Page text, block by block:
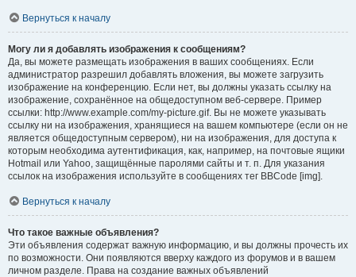
Вернуться к началу
Могу ли я добавлять изображения к сообщениям?
Да, вы можете размещать изображения в ваших сообщениях. Если
администратор разрешил добавлять вложения, вы можете загрузить
изображение на конференцию. Если нет, вы должны указать ссылку на
изображение, сохранённое на общедоступном веб-сервере. Пример
ссылки: http://www.example.com/my-picture.gif. Вы не можете указывать
ссылку ни на изображения, хранящиеся на вашем компьютере (если он не
является общедоступным сервером), ни на изображения, для доступа к
которым необходима аутентификация, как, например, на почтовые ящики
Hotmail или Yahoo, защищённые паролями сайты и т. п. Для указания
ссылок на изображения используйте в сообщениях тег BBCode [img].
Вернуться к началу
Что такое важные объявления?
Эти объявления содержат важную информацию, и вы должны прочесть их
по возможности. Они появляются вверху каждого из форумов и в вашем
личном разделе. Права на создание важных объявлений